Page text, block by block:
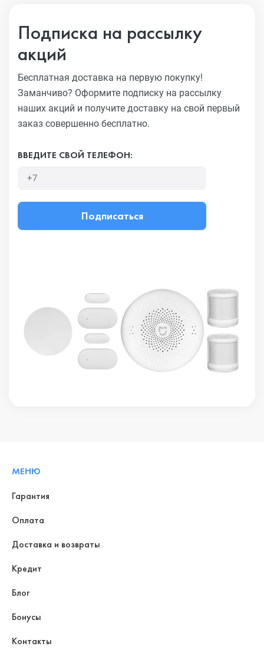
Подписка на рассылку
акций
Бесплатная доставка на первую покупку!
Заманчиво? Оформите подписку на рассылку
наших акций и получите доставку на свой первый
заказ совершенно бесплатно.
ВВЕДИТЕ СВОЙ ТЕЛЕФОН:
Подписаться
МЕНЮ
Гарантия
Оплата
Доставка и возвраты
Кредит
Блог
Бонусы
Контакты